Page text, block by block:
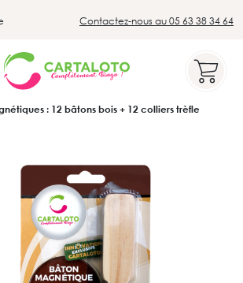
Contactez-nous au 05 63 38 34 64
: 12 bâtons bois + 12 colliers trèfle